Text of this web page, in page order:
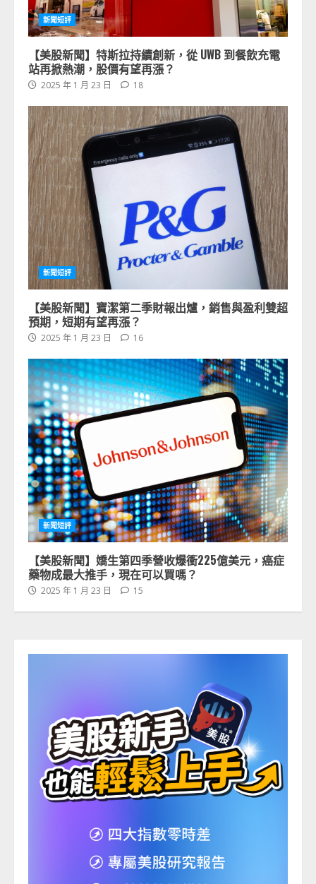
新聞短評
【美股新聞】特斯拉持續創新，從 UWB 到餐飲充電
站再掀熱潮，股價有望再漲？
2025 年 1 月 23 日 18
新聞短評
【美股新聞】寶潔第二季財報出爐，銷售與盈利雙超
預期，短期有望再漲？
2025 年 1 月 23 日 16
新聞短評
【美股新聞】嬌生第四季營收爆衝225億美元，癌症
藥物成最大推手，現在可以買嗎？
2025 年 1 月 23 日 15